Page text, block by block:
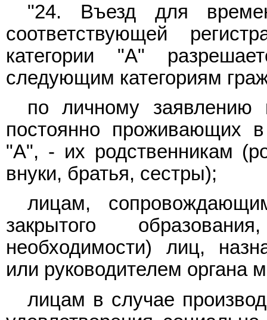
"24. Въезд для
соответствующей
категории "А"
следующим категориям
по личному заявлению
постоянно проживающих в
"А", - их родственникам
внуки, братья, сестры);
лицам,
закрытого
необходимости) лиц,
или руководителем органа
лицам в случае